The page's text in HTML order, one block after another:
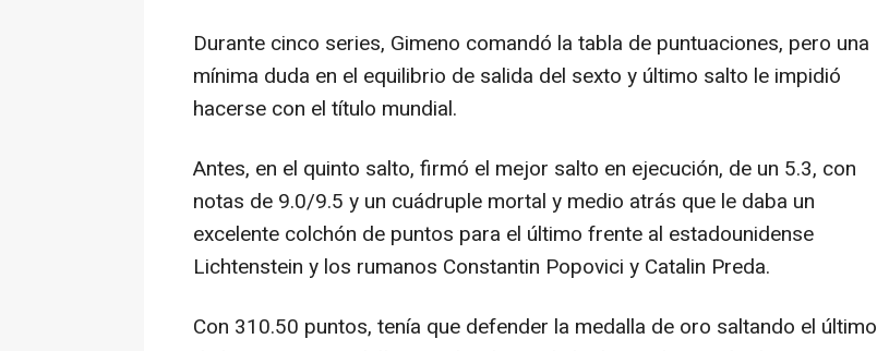
Durante cinco series, Gimeno comandó la tabla de puntuaciones, pero una
mínima duda en el equilibrio de salida del sexto y último salto le impidió
hacerse con el título mundial.
Antes, en el quinto salto, firmó el mejor salto en ejecución, de un 5.3, con
notas de 9.0/9.5 y un cuádruple mortal y medio atrás que le daba un
excelente colchón de puntos para el último frente al estadounidense
Lichtenstein y los rumanos Constantin Popovici y Catalin Preda.
Con 310.50 puntos, tenía que defender la medalla de oro saltando el último